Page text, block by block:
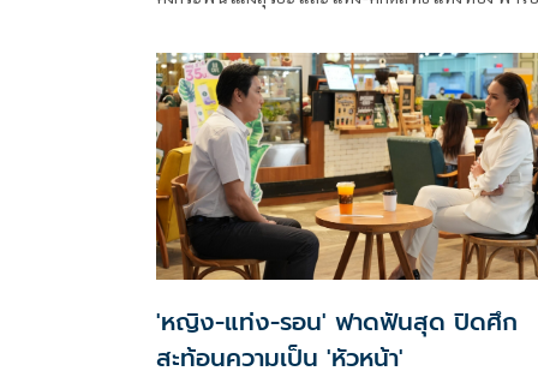
องค์พระปฐมเจดีย์ทางทิศเหนือรุ่นแรก อาจารย์ใหญ่อีก
หนึ่งรูปของจังหวัดนครปฐม และยังเป็นหนึ่งในเกจิที่ได้
งานประลองวิชากบใสไม้อันโด่งดังอีกด้วย
'หญิง-แท่ง-รอน' ฟาดฟันสุด ปิดศึก
สะท้อนความเป็น 'หัวหน้า'